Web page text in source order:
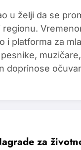
u želji da se
i platforma za
doprinose
za